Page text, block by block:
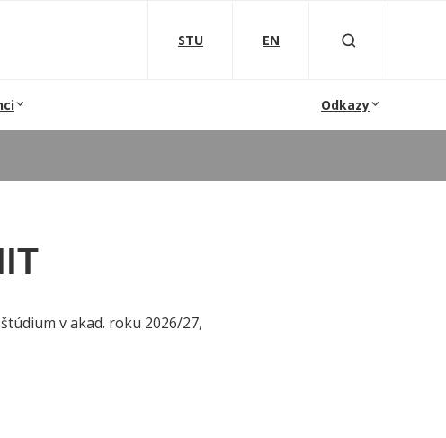
STU EN
Odkazy
v akad. roku 2026/27,